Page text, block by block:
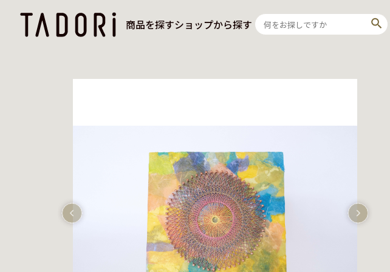
商品を探すショップから探す